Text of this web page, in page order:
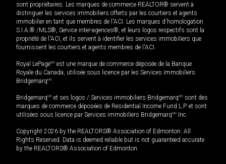
sont propriétaires. Les marques de commerce REALTOR® servent à
distinguer les services immobiliers offerts par les courtiers et agents
immobilier en tant que membres de l'ACI. Les marques d'homologation
S.I.A.® /MLS®, Service inter-agences®, et leurs logos respectifs sont la
propriété de l'ACI, et ils servent à identifier les services immobiliers que
fournissent les courtiers et agents membres de l'ACI.
Royal LePageMD est une marque de commerce déposée de la Banque
Royale du Canada, utilisée sous licence par les Services immobiliers
BridgemarqMD.
BridgemarqMD et ses logos / Services immobiliers BridgemarqMD sont des
marques de commerce déposées de Residential Income Fund L.P. et sont
utilisées sous licence par Services immobiliers BridgemarqMD Inc.
Copyright 2026 by the REALTORS® Association of Edmonton. All
Rights Reserved. Data is deemed reliable but is not guaranteed accurate
by the REALTORS® Association of Edmonton.